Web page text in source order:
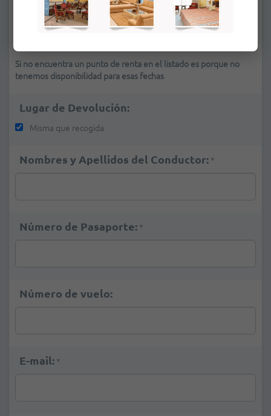
Lugar de Recogida:*
Si no encuentra un punto de renta en el listado es porque no
tenemos disponibilidad para esas fechas
Lugar de Devolución:
Misma que recogida
Nombres y Apellidos del Conductor: *
Número de Pasaporte: *
Número de vuelo:
E-mail: *